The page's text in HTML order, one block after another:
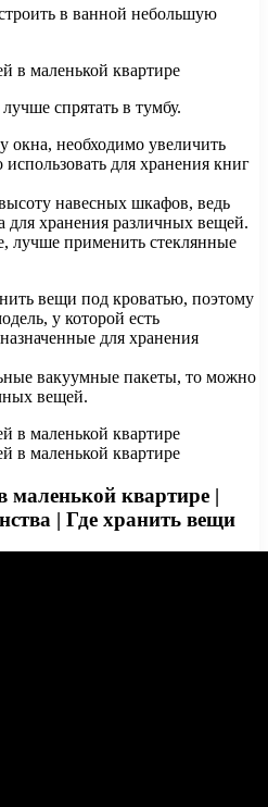
в ванной небольшую
спрятать в тумбу.
окна, необходимо увеличить
для хранения книг
навесных шкафов, ведь
для хранения различных вещей.
лучше применить стеклянные
вещи под кроватью, поэтому
у которой есть
для хранения
вакуумные пакеты, то можно
вещей.
квартире |
| Где хранить вещи